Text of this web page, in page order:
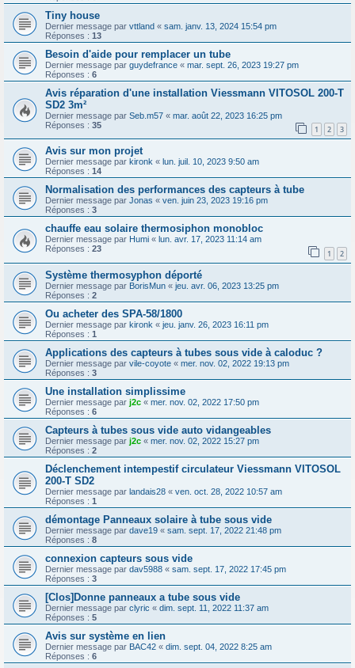
Tiny house
Dernier message par vttland « sam. janv. 13, 2024 15:54 pm
Réponses : 13
Besoin d'aide pour remplacer un tube
Dernier message par guydefrance « mar. sept. 26, 2023 19:27 pm
Réponses : 6
Avis réparation d'une installation Viessmann VITOSOL 200-T
SD2 3m²
Dernier message par Seb.m57 « mar. août 22, 2023 16:25 pm
Réponses : 35 1 2 3
Avis sur mon projet
Dernier message par kironk « lun. juil. 10, 2023 9:50 am
Réponses : 14
Normalisation des performances des capteurs à tube
Dernier message par Jonas « ven. juin 23, 2023 19:16 pm
Réponses : 3
chauffe eau solaire thermosiphon monobloc
Dernier message par Humi « lun. avr. 17, 2023 11:14 am
Réponses : 23 1 2
Système thermosyphon déporté
Dernier message par BorisMun « jeu. avr. 06, 2023 13:25 pm
Réponses : 2
Ou acheter des SPA-58/1800
Dernier message par kironk « jeu. janv. 26, 2023 16:11 pm
Réponses : 1
Applications des capteurs à tubes sous vide à caloduc ?
Dernier message par vile-coyote « mer. nov. 02, 2022 19:13 pm
Réponses : 3
Une installation simplissime
Dernier message par j2c « mer. nov. 02, 2022 17:50 pm
Réponses : 6
Capteurs à tubes sous vide auto vidangeables
Dernier message par j2c « mer. nov. 02, 2022 15:27 pm
Réponses : 2
Déclenchement intempestif circulateur Viessmann VITOSOL
200-T SD2
Dernier message par landais28 « ven. oct. 28, 2022 10:57 am
Réponses : 1
démontage Panneaux solaire à tube sous vide
Dernier message par dave19 « sam. sept. 17, 2022 21:48 pm
Réponses : 8
connexion capteurs sous vide
Dernier message par dav5988 « sam. sept. 17, 2022 17:45 pm
Réponses : 3
[Clos]Donne panneaux a tube sous vide
Dernier message par clyric « dim. sept. 11, 2022 11:37 am
Réponses : 5
Avis sur système en lien
Dernier message par BAC42 « dim. sept. 04, 2022 8:25 am
Réponses : 6